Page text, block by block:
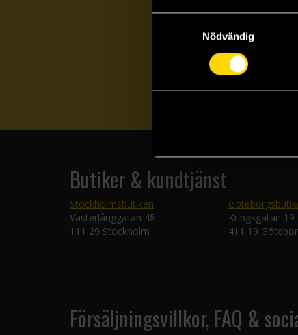
Nödvändig
Butiker & kundtjänst
Stockholmsbutiken
Västerlånggatan 48
111 29 Stockholm
Kungsgatan 19
411 19
Försäljningsvillkor, FAQ &